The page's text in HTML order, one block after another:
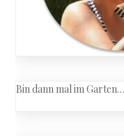
Bin dann mal im Garten…